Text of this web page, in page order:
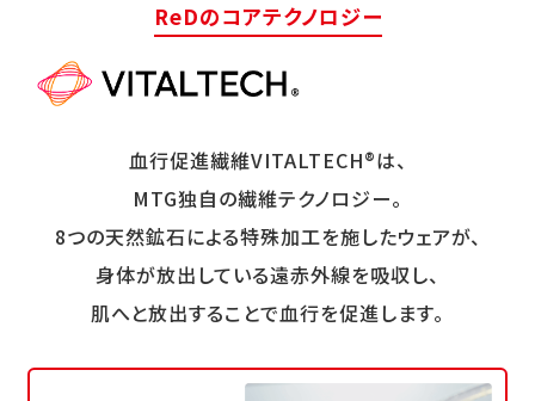
ReDのコアテクノロジー
血行促進繊維VITALTECH®は、
MTG独自の繊維テクノロジー。
8つの天然鉱石による特殊加工を施したウェアが、
身体が放出している遠赤外線を吸収し、
肌へと放出することで血行を促進します。